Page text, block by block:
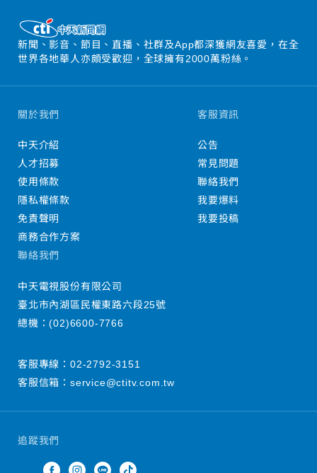
新聞、影音、節目、直播、社群及App都深獲網友喜愛，在全
世界各地華人亦頗受歡迎，全球擁有2000萬粉絲。
追蹤我們
關於我們
中天介紹
人才招募
使用條款
隱私權條款
免責聲明
商務合作方案
客服資訊
公告
常見問題
聯絡我們
我要爆料
我要投稿
聯絡我們
中天電視股份有限公司
臺北市內湖區民權東路六段25號
總機：(02)6600-7766
客服專線： 02-2792-3151
客服信箱： service@ctitv.com.tw